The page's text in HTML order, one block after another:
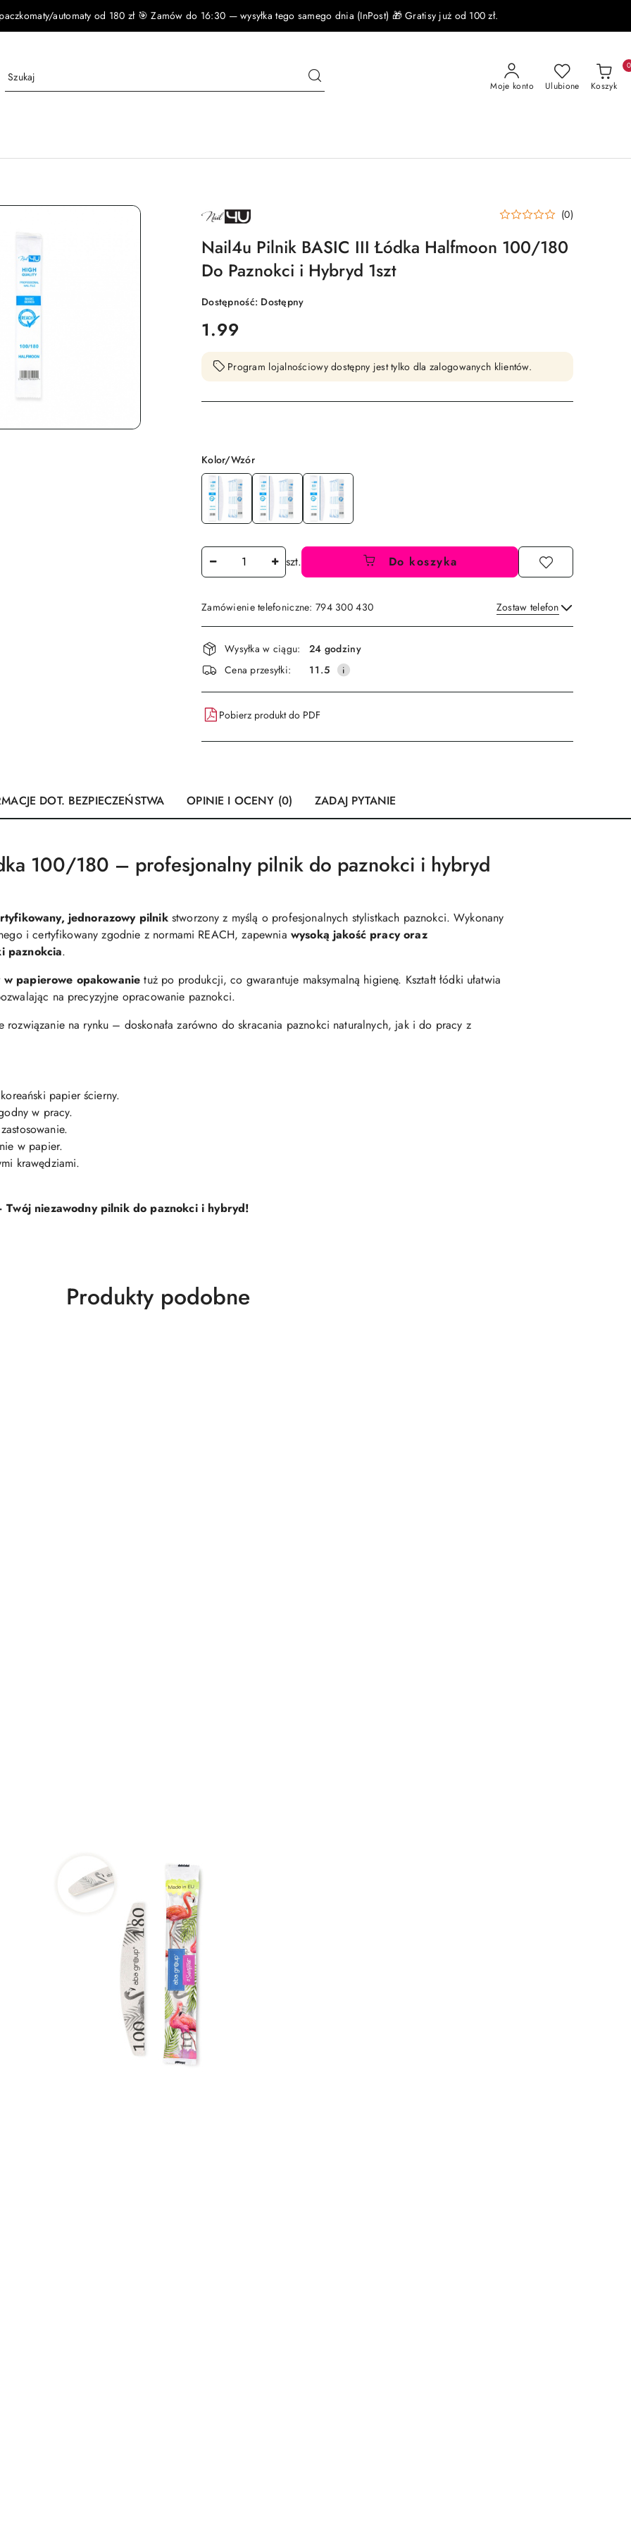
automaty od 180 zł 🎯 Zamów do 16:30 — wysyłka tego samego dnia (InPost) 🎁 Gratisy już od 100 zł.
Moje konto Ulubione Koszyk
0
NAZWA
PRODUCENTA: (0)
Nail4u Pilnik BASIC III Łódka Halfmoon 100/180
Do Paznokci i Hybryd 1szt
Dostępność: Dostępny
cena:
1.99
Program lojalnościowy dostępny jest tylko dla zalogowanych klientów.
Wariant
Kolor/Wzór
Ilość szt. Do koszyka
Zamówienie telefoniczne: 794 300 430 Zostaw telefon
Wyślij
Dostępność
i
dostawa
Wysyłka w ciągu:
24 godziny
Cena przesyłki:
11.5
Pobierz produkt do PDF
DOT. BEZPIECZEŃSTWA OPINIE I OCENY (0) ZADAJ PYTANIE
100/180 – profesjonalny pilnik do paznokci i hybryd
jednorazowy pilnikstworzony z myślą o profesjonalnych stylistkach paznokci. Wykonany
i certyfikowany zgodnie z normami REACH, zapewnia wysoką jakość pracy oraz
paznokcia.
w papierowe opakowanie tuż po produkcji, co gwarantuje maksymalną higienę. Kształt łódki ułatwia
na precyzyjne opracowanie paznokci.
na rynku – doskonała zarówno do skracania paznokci naturalnych, jak i do pracy z
papier ścierny.
w pracy.
w papier.
krawędziami.
niezawodny pilnik do paznokci i hybryd!
Produkty
Produkty podobne